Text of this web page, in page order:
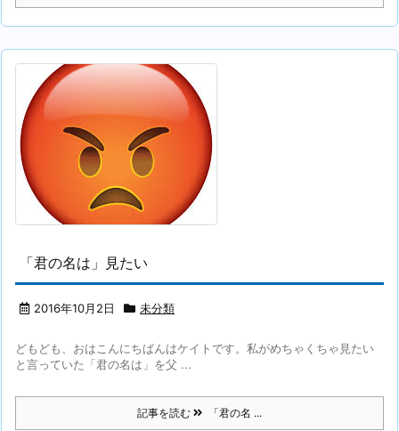
「君の名は」見たい
2016年10月2日 未分類
どもども、おはこんにちばんはケイトです。私がめちゃくちゃ見たい
と言っていた「君の名は」を父 ...
記事を読む 「君の名 ...